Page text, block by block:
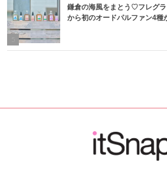
鎌倉の海風をまとう♡フレグラ
から初のオードパルファン4種